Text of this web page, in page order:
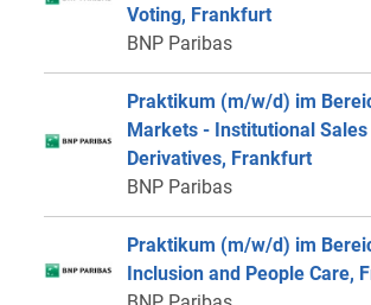
Voting, Frankfurt
BNP Paribas
Praktikum (m/w/d) im
Markets - Institutional Sales
Derivatives, Frankfurt
BNP Paribas
Praktikum (m/w/d) im
Inclusion and People Care,